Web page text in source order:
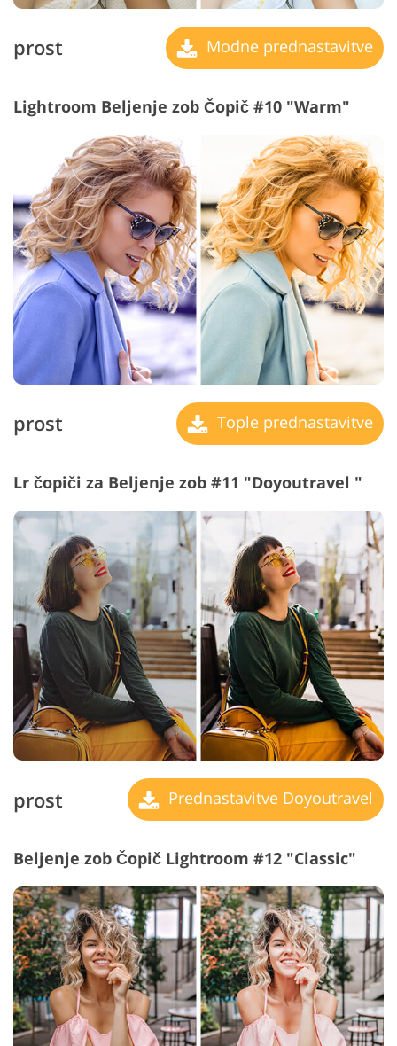
prost Modne prednastavitve
Lightroom Beljenje zob Čopič #10 "Warm"
prost Tople prednastavitve
Lr čopiči za Beljenje zob #11 "Doyoutravel "
prost Prednastavitve Doyoutravel
Beljenje zob Čopič Lightroom #12 "Classic"